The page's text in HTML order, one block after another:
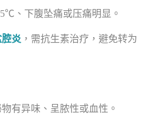
、下腹坠痛或压痛明显。
炎 ，需抗生素治疗，避免转为
异味、呈脓性或血性。